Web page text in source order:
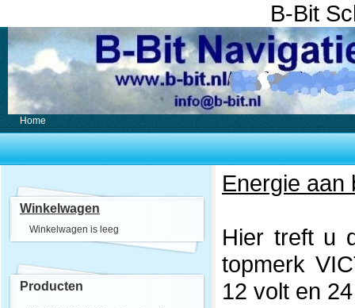
B-Bit
Home
Winkelwagen
Winkelwagen is leeg
Producten
Energie aan
Hier treft u
topmerk
12 volt en